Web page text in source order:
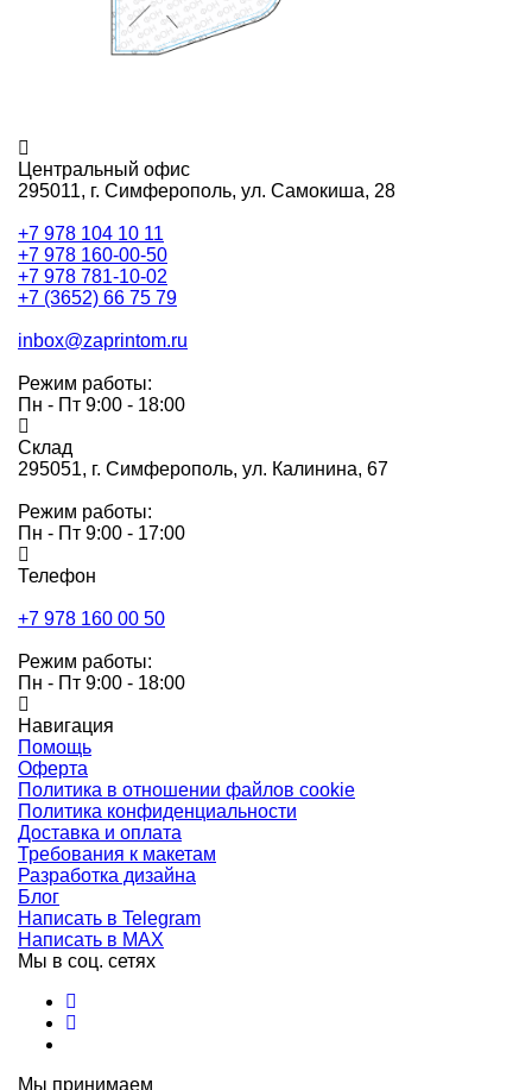
Центральный офис
295011, г. Симферополь, ул. Самокиша, 28
+7 978 104 10 11
+7 978 160-00-50
+7 978 781-10-02
+7 (3652) 66 75 79
inbox@zaprintom.ru
Режим работы:
Пн - Пт 9:00 - 18:00
Склад
295051, г. Симферополь, ул. Калинина, 67
Режим работы:
Пн - Пт 9:00 - 17:00
Телефон
+7 978 160 00 50
Режим работы:
Пн - Пт 9:00 - 18:00
Навигация
Помощь
Оферта
Политика в отношении файлов cookie
Политика конфиденциальности
Доставка и оплата
Требования к макетам
Разработка дизайна
Блог
Написать в Telegram
Написать в MAX
Мы в соц. сетях
Мы принимаем